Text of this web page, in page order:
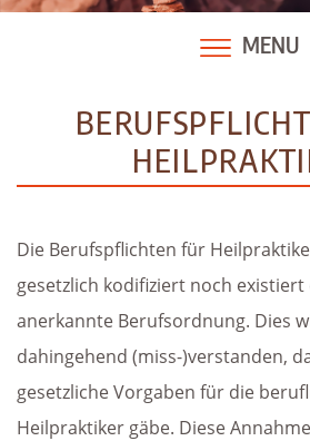
MENU
Die Berufspflichten für
gesetzlich kodifiziert noch
anerkannte Berufsordnung. Dies
dahingehend (miss-)verstanden,
gesetzliche Vorgaben für die
Heilpraktiker gäbe. Diese